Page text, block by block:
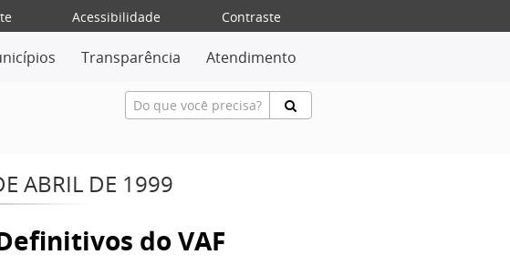
Acessibilidade
Contraste
Transparência Atendimento
ABRIL DE 1999
do VAF